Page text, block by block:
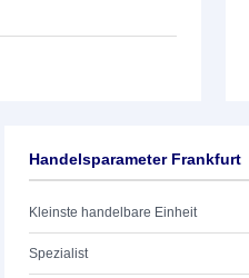
Handelsparameter Frankfurt
Kleinste handelbare Einheit
Spezialist